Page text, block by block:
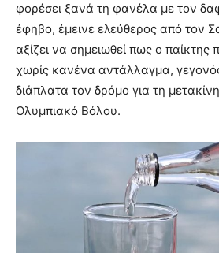
φορέσει ξανά τη φανέλα με τον
έφηβο, έμεινε ελεύθερος από τον
αξίζει να σημειωθεί πως ο παίκτης
χωρίς κανένα αντάλλαγμα,
διάπλατα τον δρόμο για τη
Ολυμπιακό Βόλου.